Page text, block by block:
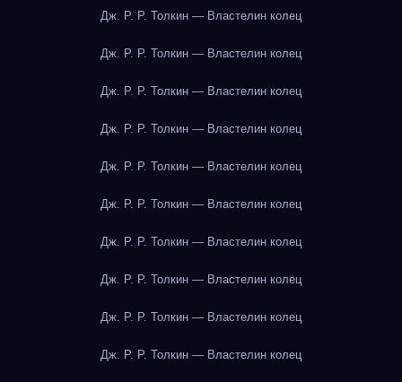
Дж. Р. Р. Толкин — Властелин колец
Дж. Р. Р. Толкин — Властелин колец
Дж. Р. Р. Толкин — Властелин колец
Дж. Р. Р. Толкин — Властелин колец
Дж. Р. Р. Толкин — Властелин колец
Дж. Р. Р. Толкин — Властелин колец
Дж. Р. Р. Толкин — Властелин колец
Дж. Р. Р. Толкин — Властелин колец
Дж. Р. Р. Толкин — Властелин колец
Дж. Р. Р. Толкин — Властелин колец